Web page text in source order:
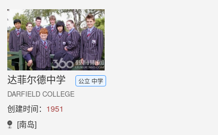
达菲尔德中学 公立 中学
DARFIELD COLLEGE
创建时间： 1951
[南岛]